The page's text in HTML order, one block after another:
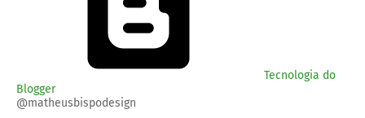
Tecnologia do
Blogger
@matheusbispodesign